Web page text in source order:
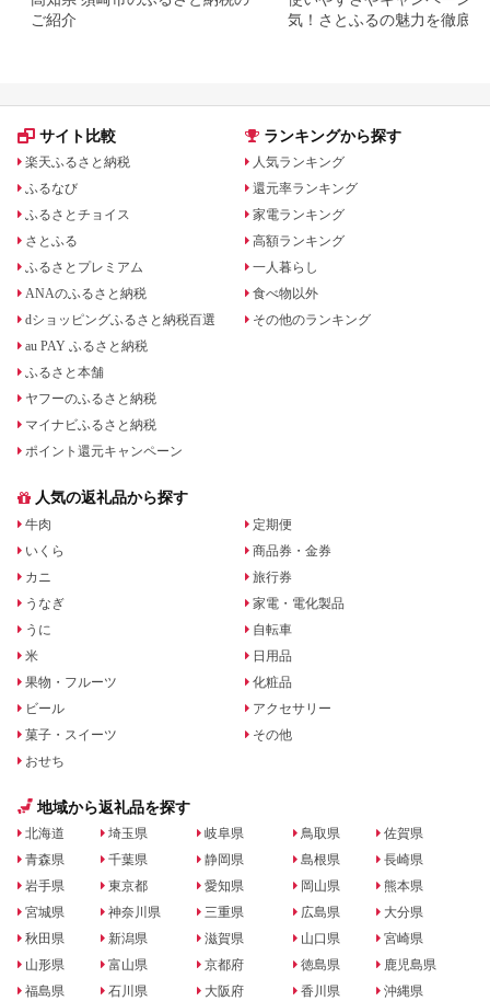
ご紹介
気！さとふるの魅力を徹底解
サイト比較
楽天ふるさと納税
ふるなび
ふるさとチョイス
さとふる
ふるさとプレミアム
ANAのふるさと納税
dショッピングふるさと納税百選
au PAY ふるさと納税
ふるさと本舗
ヤフーのふるさと納税
マイナビふるさと納税
ポイント還元キャンペーン
ランキングから探す
人気ランキング
還元率ランキング
家電ランキング
高額ランキング
一人暮らし
食べ物以外
その他のランキング
人気の返礼品から探す
牛肉
いくら
カニ
うなぎ
うに
米
果物・フルーツ
ビール
菓子・スイーツ
おせち
定期便
商品券・金券
旅行券
家電・電化製品
自転車
日用品
化粧品
アクセサリー
その他
地域から返礼品を探す
北海道
青森県
岩手県
宮城県
秋田県
山形県
福島県
埼玉県
千葉県
東京都
神奈川県
新潟県
富山県
石川県
岐阜県
静岡県
愛知県
三重県
滋賀県
京都府
大阪府
鳥取県
島根県
岡山県
広島県
山口県
徳島県
香川県
佐賀県
長崎県
熊本県
大分県
宮崎県
鹿児島県
沖縄県